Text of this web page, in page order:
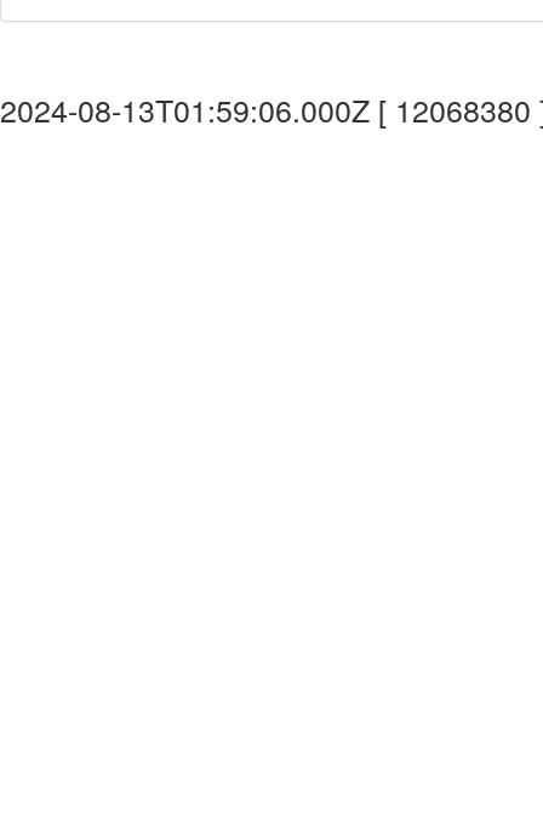
2024-08-13T01:59:06.000Z [ 12068380